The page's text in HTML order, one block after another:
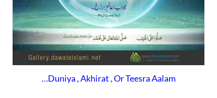
Duniya , Akhirat , Or Teesra Aalam…